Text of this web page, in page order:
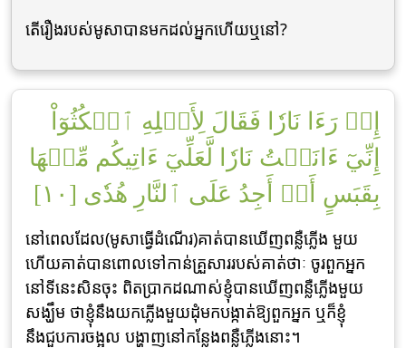
តើរឿងរបស់មូសាបានមកដល់អ្នកហើយឬនៅ?
إِذۡ رَءَا نَارٗا فَقَالَ لِأَهۡلِهِ ٱمۡكُثُوٓاْ
إِنِّيٓ ءَانَسۡتُ نَارٗا لَّعَلِّيٓ ءَاتِيكُم مِّنۡهَا
بِقَبَسٍ أَوۡ أَجِدُ عَلَى ٱلنَّارِ هُدٗى [١٠]
នៅពេលដែល(មូសាធ្វើដំណើរ)គាត់បានឃើញពន្លឺភ្លើង មួយ
ហើយគាត់បានពោលទៅកាន់គ្រួសាររបស់គាត់ថាៈ ចូរពួកអ្នក
នៅទីនេះសិនចុះ ពិតប្រាកដណាស់ខ្ញុំបានឃើញពន្លឺភ្លើងមួយ
សង្ឃឹម ថាខ្ញុំនឹងយកភ្លើងមួយដុំមកបង្កាត់ឱ្យពួកអ្នក ឬក៏ខ្ញុំ
នឹងជួបការចង្អុល បង្ហាញនៅកន្លែងពន្លឺភ្លើងនោះ។